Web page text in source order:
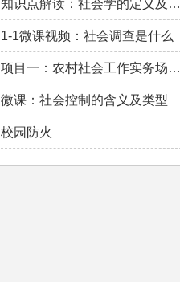
知识点解读：社会学的定义及研究对象
1-1微课视频：社会调查是什么
项目一：农村社会工作实务场域 (讲义)
微课：社会控制的含义及类型
校园防火